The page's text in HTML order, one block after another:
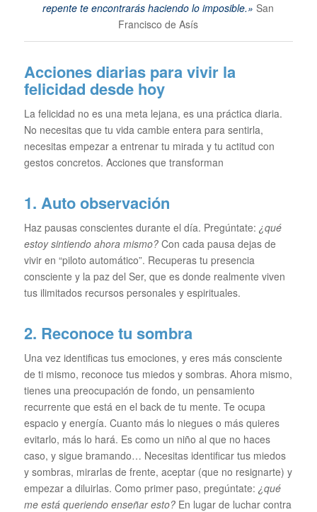
repente te encontrarás haciendo lo imposible.» San
Francisco de Asís
Acciones diarias para vivir la
felicidad desde hoy
La felicidad no es una meta lejana, es una práctica diaria.
No necesitas que tu vida cambie entera para sentirla,
necesitas empezar a entrenar tu mirada y tu actitud con
gestos concretos. Acciones que transforman
1. Auto observación
Haz pausas conscientes durante el día. Pregúntate: ¿qué
estoy sintiendo ahora mismo?Con cada pausa dejas de
vivir en “piloto automático”. Recuperas tu presencia
consciente y la paz del Ser, que es donde realmente viven
tus ilimitados recursos personales y espirituales.
2. Reconoce tu sombra
Una vez identificas tus emociones, y eres más consciente
de ti mismo, reconoce tus miedos y sombras. Ahora mismo,
tienes una preocupación de fondo, un pensamiento
recurrente que está en el back de tu mente. Te ocupa
espacio y energía. Cuanto más lo niegues o más quieres
evitarlo, más lo hará. Es como un niño al que no haces
caso, y sigue bramando… Necesitas identificar tus miedos
y sombras, mirarlas de frente, aceptar (que no resignarte) y
empezar a diluirlas. Como primer paso, pregúntate: ¿qué
me está queriendo enseñar esto?En lugar de luchar contra